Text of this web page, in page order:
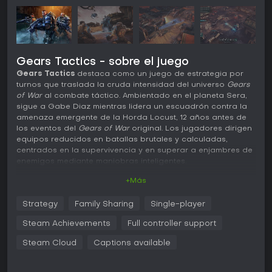
Gears Tactics - sobre el juego
Gears Tactics destaca como un juego de estrategia por
turnos que traslada la cruda intensidad del universo Gears
of Waral combate táctico. Ambientado en el planeta Sera,
sigue a Gabe Diaz mientras lidera un escuadrón contra la
amenaza emergente de la Horda Locust, 12 años antes de
los eventos del Gears of Waroriginal. Los jugadores dirigen
equipos reducidos en batallas brutales y calculadas,
centrados en la supervivencia y en superar a enjambres de
enemigos mediante maniobras inteligentes.
con tres acciones por turno para cada miembro del
escuadrón, lo que fomenta tácticas agresivas por encima
repletos de coberturas, preparando flanqueos o asaltos
+Más
Strategy Family Sharing Single-player
Steam Achievements Full controller support
Steam Cloud Captions available